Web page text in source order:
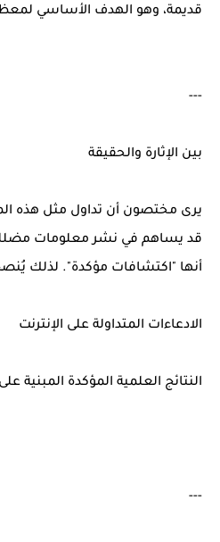
قديمة، وهو الهدف الأساسي
---
بين الإثارة والحقيقة
يرى مختصون أن تداول مثل هذه
قد يساهم في نشر معلومات
أنها "اكتشافات مؤكدة". لذلك يُنصح
الادعاءات المتداولة على الإنترنت
النتائج العلمية المؤكدة المبنية
---